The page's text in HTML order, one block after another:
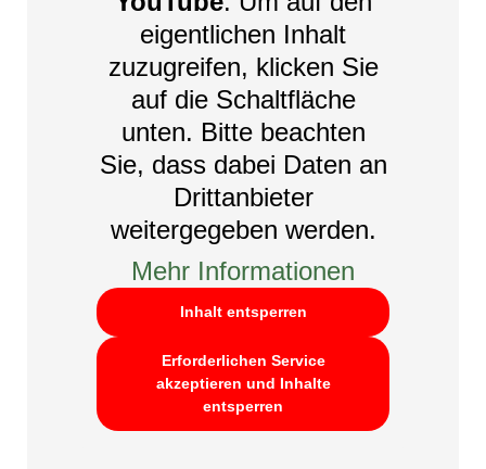
eigentlichen Inhalt
zuzugreifen, klicken Sie
auf die Schaltfläche
unten. Bitte beachten
Sie, dass dabei Daten an
Drittanbieter
weitergegeben werden.
Mehr Informationen
Inhalt entsperren
Erforderlichen Service
akzeptieren und Inhalte
entsperren